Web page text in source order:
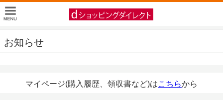
お知らせ
マイページ(購入履歴、領収書など)はこちらから